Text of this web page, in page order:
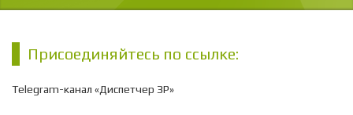
Присоединяйтесь по ссылке:
Telegram-канал «Диспетчер ЗР»